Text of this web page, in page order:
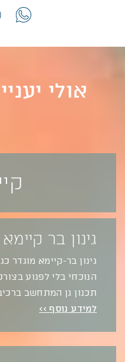
אולי
גינון בר
גינון בר-קיימא מוגדר
הנוכחי בלי לפגוע
תכנון גן המתחשב
למידע נוסף >>